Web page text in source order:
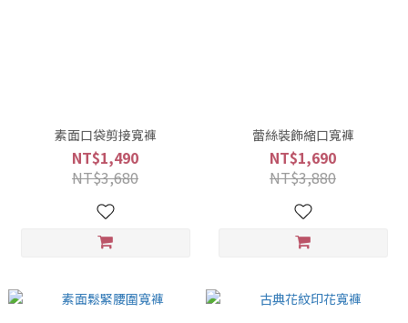
素面口袋剪接寬褲
NT$1,490
NT$3,680
蕾絲裝飾縮口寬褲
NT$1,690
NT$3,880